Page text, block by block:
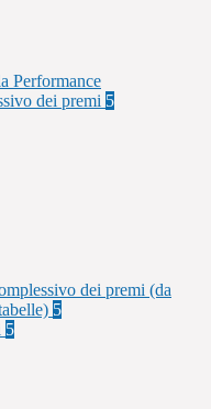
Performance
dei premi 5
dei premi (da
5
5